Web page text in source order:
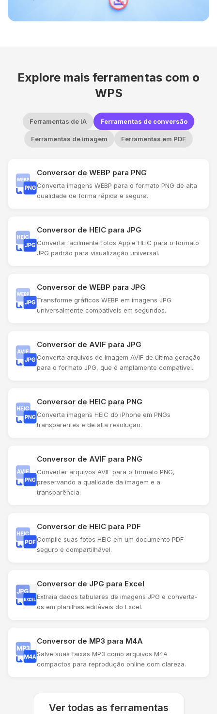
Explore mais ferramentas com o
WPS
Ferramentas de IA Ferramentas de conversão
Ferramentas de imagem Ferramentas em PDF
Conversor de WEBP para PNG
Converta imagens WEBP para o formato PNG de alta
qualidade de forma rápida e segura.
Conversor de HEIC para JPG
Converta facilmente fotos Apple HEIC para o formato
JPG padrão para visualização universal.
Conversor de WEBP para JPG
Transforme gráficos WEBP em imagens JPG
universalmente compatíveis em segundos.
Conversor de AVIF para JPG
Converta arquivos de imagem AVIF de última geração
para o formato JPG, que é amplamente compatível.
Conversor de HEIC para PNG
Converta imagens HEIC do iPhone em PNGs
transparentes e de alta resolução.
Conversor de AVIF para PNG
Converter arquivos AVIF para o formato PNG,
preservando a qualidade da imagem e a
transparência.
Conversor de HEIC para PDF
Compile suas fotos HEIC em um documento PDF
seguro e compartilhável.
Conversor de JPG para Excel
Extraia dados tabulares de imagens JPG e converta-
os em planilhas editáveis ​​do Excel.
Conversor de MP3 para M4A
Salve suas faixas MP3 como arquivos M4A
compactos para reprodução online com clareza.
Ver todas as ferramentas